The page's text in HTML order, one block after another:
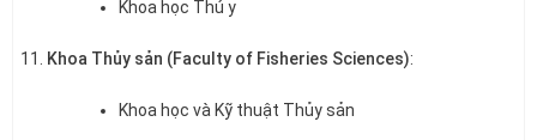
Khoa học Thú y
Khoa Thủy sản (Faculty of Fisheries Sciences):
Khoa học và Kỹ thuật Thủy sản